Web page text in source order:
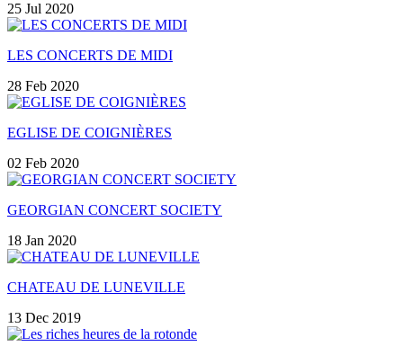
25 Jul 2020
LES CONCERTS DE MIDI
28 Feb 2020
EGLISE DE COIGNIÈRES
02 Feb 2020
GEORGIAN CONCERT SOCIETY
18 Jan 2020
CHATEAU DE LUNEVILLE
13 Dec 2019